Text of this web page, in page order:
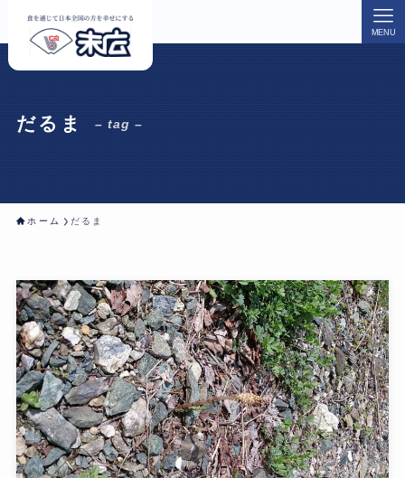
MENU
だるま – tag –
ホーム だるま